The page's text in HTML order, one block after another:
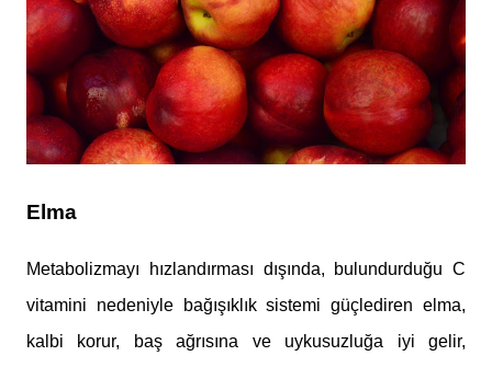
Elma
Metabolizmayı hızlandırması dışında, bulundurduğu C
vitamini nedeniyle bağışıklık sistemi güçlediren elma,
kalbi korur, baş ağrısına ve uykusuzluğa iyi gelir,